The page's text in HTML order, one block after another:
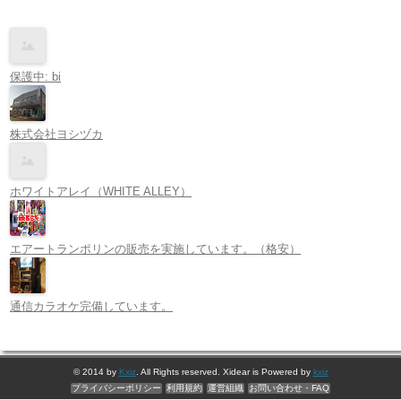
保護中: bi
株式会社ヨシヅカ
ホワイトアレイ（WHITE ALLEY）
エアートランポリンの販売を実施しています。（格安）
通信カラオケ完備しています。
© 2014 by Kxiz. All Rights reserved. Xidear is Powered by kxiz
プライバシーポリシー
利用規約 運営組織 お問い合わせ・FAQ